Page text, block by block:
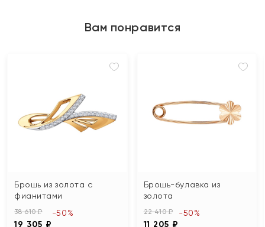
Вам понравится
Брошь из золота с
фианитами
38 610 ₽
19 305 ₽
-50%
Брошь-булавка из
золота
22 410 ₽
11 205 ₽
-50%